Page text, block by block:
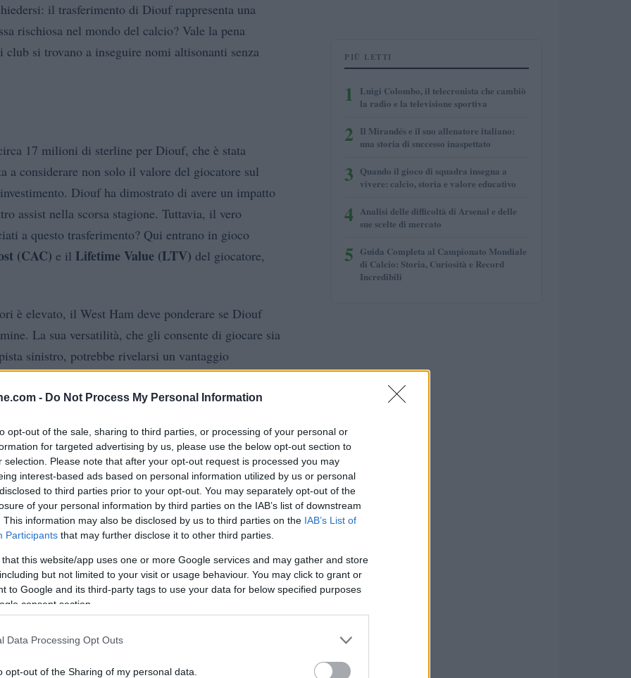
- Do Not Process My Personal Information
opt-out of the sale, sharing to third parties, or processing of your personal or
for targeted advertising by us, please use the below opt-out section to
selection. Please note that after your opt-out request is processed you may
interest-based ads based on personal information utilized by us or personal
to third parties prior to your opt-out. You may separately opt-out of the
of your personal information by third parties on the IAB’s list of downstream
This information may also be disclosed by us to third parties on the IAB’s List of
Participants that may further disclose it to other third parties.
that this website/app uses one or more Google services and may gather and store
but not limited to your visit or usage behaviour. You may click to grant or
to Google and its third-party tags to use your data for below specified purposes
consent section.
Data Processing Opt Outs
opt-out of the Sharing of my personal data.
il trasferimento di Diouf rappresenta una
rischiosa nel mondo del calcio? Vale la pena
club si trovano a inseguire nomi altisonanti senza
17 milioni di sterline per Diouf, che è stata
a considerare non solo il valore del giocatore sul
Diouf ha dimostrato di avere un impatto
assist nella scorsa stagione. Tuttavia, il vero
a questo trasferimento? Qui entrano in gioco
(CAC) e il Lifetime Value (LTV) del giocatore,
è elevato, il West Ham deve ponderare se Diouf
La sua versatilità, che gli consente di giocare sia
sinistro, potrebbe rivelarsi un vantaggio
il suo profilo si allinea con le esigenze di squadra e
giocatore versatile è sempre la scelta giusta?
PIÙ LETTI
1
Luigi Colombo, il telecronista che cambiò
la radio e la televisione sportiva
2 Il Mirandés e il suo allenatore italiano:
una storia di successo inaspettato
3 Quando il gioco di squadra insegna a
vivere: calcio, storia e valore educativo
4 Analisi delle difficoltà di Arsenal e delle
sue scelte di mercato
5 Guida Completa al Campionato Mondiale
di Calcio: Storia, Curiosità e Record
Incredibili